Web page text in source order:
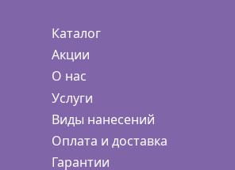
Каталог
Акции
О нас
Услуги
Виды нанесений
Оплата и доставка
Гарантии